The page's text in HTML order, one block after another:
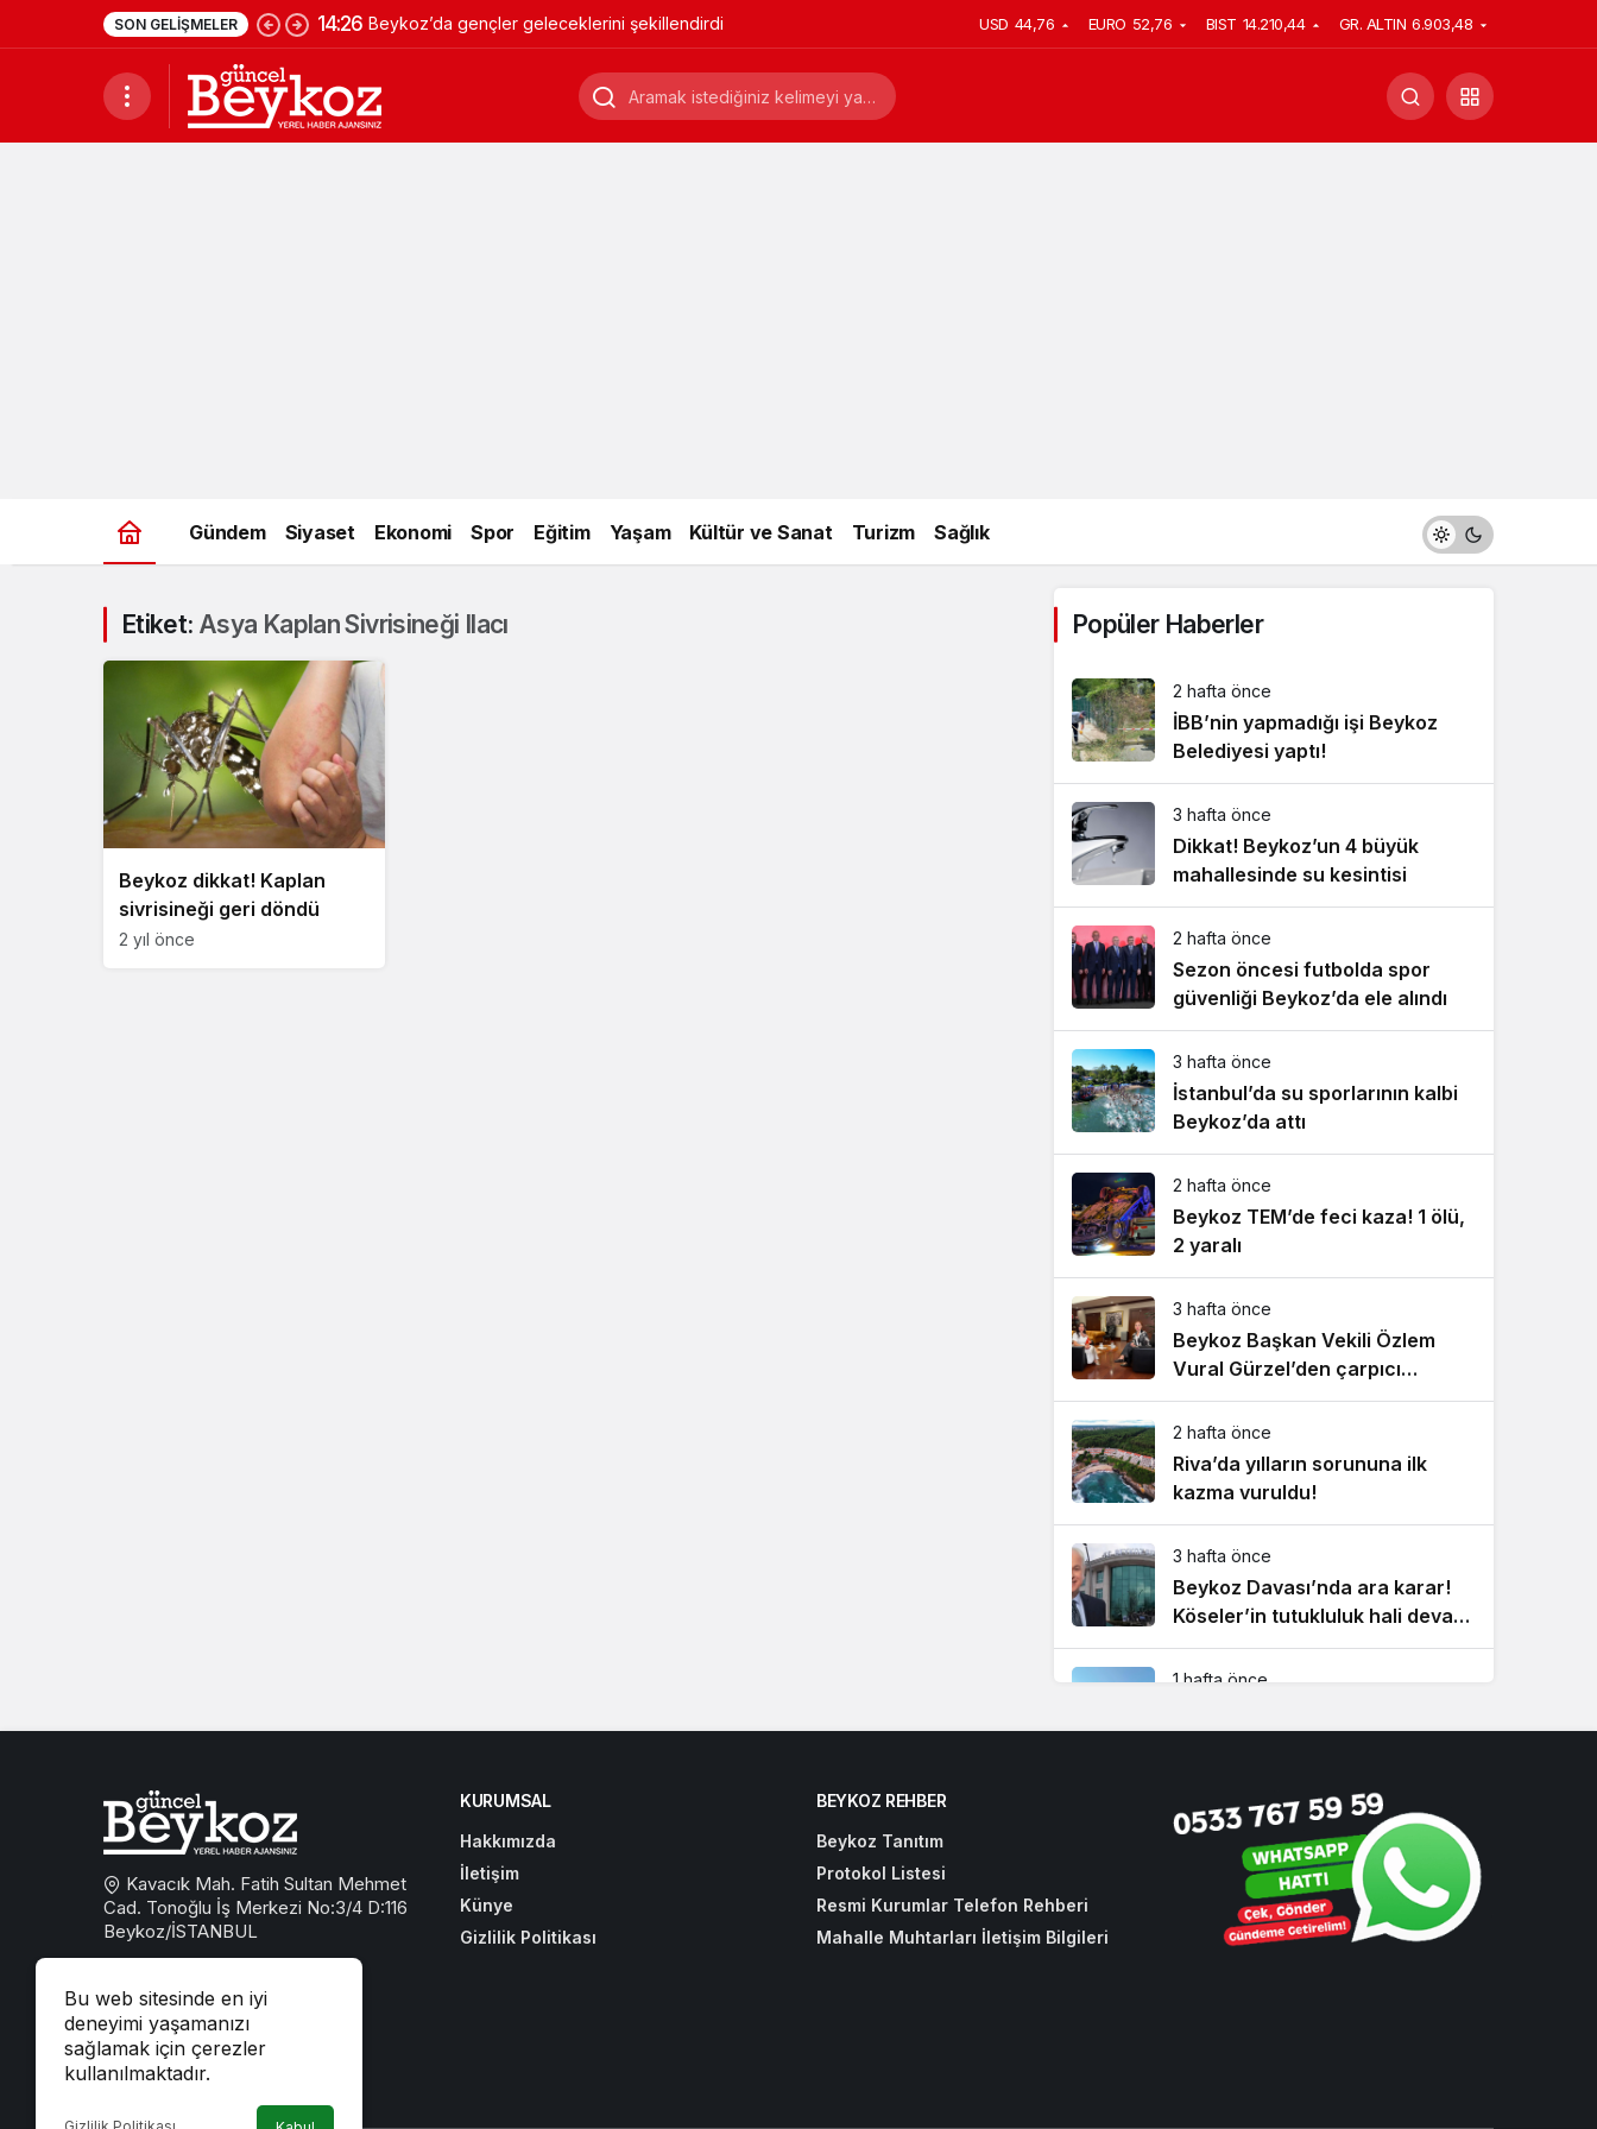
SON GELIŞMELER 14:26 Beykoz’da gençler geleceklerini şekillendirdi USD 44,76 EURO 52,76 BIST 14.210,44 GR. ALTIN 6.903,48
Gündem Siyaset Ekonomi Spor Eğitim Yaşam Kültür ve Sanat Turizm Sağlık
Etiket: Asya Kaplan Sivrisineği Ilacı
Beykoz dikkat! Kaplan
sivrisineği geri döndü
2 yıl önce
Popüler Haberler
2 hafta önce
İBB’nin yapmadığı işi Beykoz
Belediyesi yaptı!
3 hafta önce
Dikkat! Beykoz’un 4 büyük
mahallesinde su kesintisi
2 hafta önce
Sezon öncesi futbolda spor
güvenliği Beykoz’da ele alındı
3 hafta önce
İstanbul’da su sporlarının kalbi
Beykoz’da attı
2 hafta önce
Beykoz TEM’de feci kaza! 1 ölü,
2 yaralı
3 hafta önce
Beykoz Başkan Vekili Özlem
Vural Gürzel’den çarpıcı
açıklamalar!
2 hafta önce
Riva’da yılların sorununa ilk
kazma vuruldu!
3 hafta önce
Beykoz Davası’nda ara karar!
Köseler’in tutukluluk hali devam
ediyor!
1 hafta önce
1 ay önce
CHP sıraları boş kaldı! Cumhur
İttifakı Beykoz’da hizmeti
aksattırmadı
Bu web sitesinde en iyi
deneyimi yaşamanızı
sağlamak için çerezler
kullanılmaktadır.
Kavacık Mah. Fatih Sultan Mehmet
Cad. Tonoğlu İş Merkezi No:3/4 D:116
Beykoz/İSTANBUL
beykozguncel@gmail.com
iletisim@beykozguncel.com
KURUMSAL
Hakkımızda
İletişim
Künye
Gizlilik Politikası
BEYKOZ REHBER
Beykoz Tanıtım
Protokol Listesi
Resmi Kurumlar Telefon Rehberi
Mahalle Muhtarları İletişim Bilgileri